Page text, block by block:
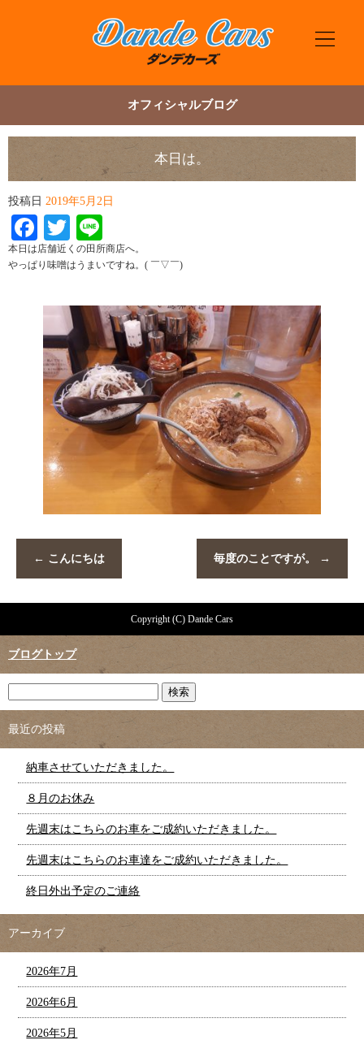
オフィシャルブログ
本日は。
投稿日 2019年5月2日
Facebook
Twitter
本日は店舗近くの田所商店へ。
やっぱり味噌はうまいですね。( ￣▽￣)
← こんにちは 毎度のことですが。 →
Copyright (C) Dande Cars
ブログトップ
最近の投稿
納車させていただきました。
８月のお休み
先週末はこちらのお車をご成約いただきました。
先週末はこちらのお車達をご成約いただきました。
終日外出予定のご連絡
アーカイブ
2026年7月
2026年6月
2026年5月